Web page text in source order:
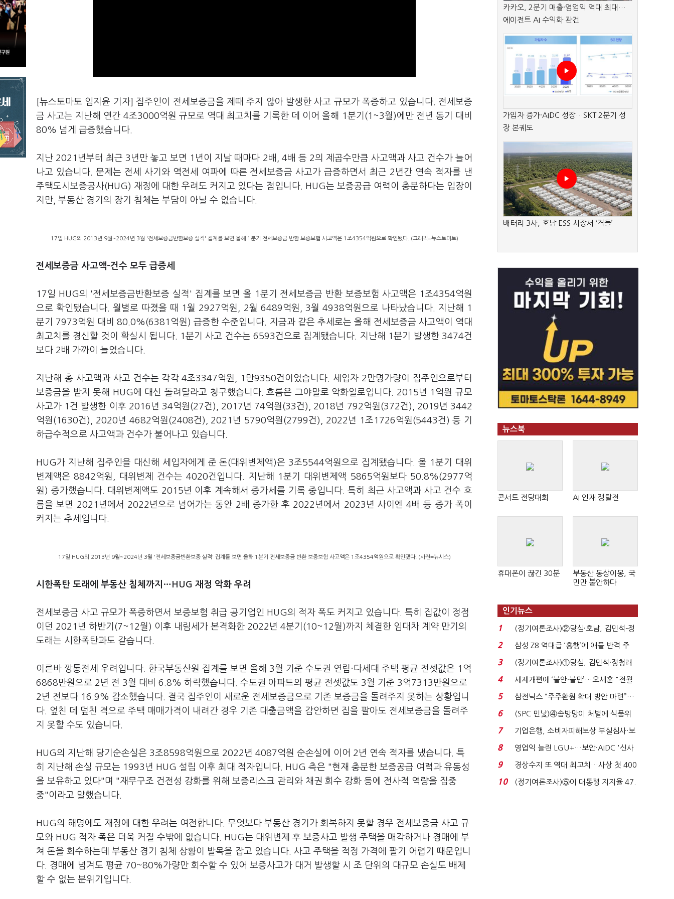
[뉴스토마토 임지윤 기자] 집주인이 전세보증금을 제때 주지 않아 발생한 사고 규모가 폭증하고 있습니다. 전세보증
금 사고는 지난해 연간 4조3000억원 규모로 역대 최고치를 기록한 데 이어 올해 1분기(1~3월)에만 전년 동기 대비
80% 넘게 급증했습니다.
지난 2021년부터 최근 3년만 놓고 보면 1년이 지날 때마다 2배, 4배 등 2의 제곱수만큼 사고액과 사고 건수가 늘어
나고 있습니다. 문제는 전세 사기와 역전세 여파에 따른 전세보증금 사고가 급증하면서 최근 2년간 연속 적자를 낸
주택도시보증공사(HUG) 재정에 대한 우려도 커지고 있다는 점입니다. HUG는 보증공급 여력이 충분하다는 입장이
지만, 부동산 경기의 장기 침체는 부담이 아닐 수 없습니다.
17일 HUG의 2013년 9월~2024년 3월 '전세보증금반환보증 실적' 집계를 보면 올해 1분기 전세보증금 반환 보증보험 사고액은 1조4354억원으로 확인됐다. (그래픽=뉴스토마토)
전세보증금 사고액-건수 모두 급증세
17일 HUG의 '전세보증금반환보증 실적' 집계를 보면 올 1분기 전세보증금 반환 보증보험 사고액은 1조4354억원
으로 확인됐습니다. 월별로 따졌을 때 1월 2927억원, 2월 6489억원, 3월 4938억원으로 나타났습니다. 지난해 1
분기 7973억원 대비 80.0%(6381억원) 급증한 수준입니다. 지금과 같은 추세로는 올해 전세보증금 사고액이 역대
최고치를 경신할 것이 확실시 됩니다. 1분기 사고 건수는 6593건으로 집계됐습니다. 지난해 1분기 발생한 3474건
보다 2배 가까이 늘었습니다.
지난해 총 사고액과 사고 건수는 각각 4조3347억원, 1만9350건이었습니다. 세입자 2만명가량이 집주인으로부터
보증금을 받지 못해 HUG에 대신 돌려달라고 청구했습니다. 흐름은 그야말로 악화일로입니다. 2015년 1억원 규모
사고가 1건 발생한 이후 2016년 34억원(27건), 2017년 74억원(33건), 2018년 792억원(372건), 2019년 3442
억원(1630건), 2020년 4682억원(2408건), 2021년 5790억원(2799건), 2022년 1조1726억원(5443건) 등 기
하급수적으로 사고액과 건수가 불어나고 있습니다.
HUG가 지난해 집주인을 대신해 세입자에게 준 돈(대위변제액)은 3조5544억원으로 집계됐습니다. 올 1분기 대위
변제액은 8842억원, 대위변제 건수는 4020건입니다. 지난해 1분기 대위변제액 5865억원보다 50.8%(2977억
원) 증가했습니다. 대위변제액도 2015년 이후 계속해서 증가세를 기록 중입니다. 특히 최근 사고액과 사고 건수 흐
름을 보면 2021년에서 2022년으로 넘어가는 동안 2배 증가한 후 2022년에서 2023년 사이엔 4배 등 증가 폭이
커지는 추세입니다.
17일 HUG의 2013년 9월~2024년 3월 '전세보증금반환보증 실적' 집계를 보면 올해 1분기 전세보증금 반환 보증보험 사고액은 1조4354억원으로 확인됐다. (사진=뉴시스)
시한폭탄 도래에 부동산 침체까지…HUG 재정 악화 우려
전세보증금 사고 규모가 폭증하면서 보증보험 취급 공기업인 HUG의 적자 폭도 커지고 있습니다. 특히 집값이 정점
이던 2021년 하반기(7~12월) 이후 내림세가 본격화한 2022년 4분기(10~12월)까지 체결한 임대차 계약 만기의
도래는 시한폭탄과도 같습니다.
이른바 깡통전세 우려입니다. 한국부동산원 집계를 보면 올해 3월 기준 수도권 연립·다세대 주택 평균 전셋값은 1억
6868만원으로 2년 전 3월 대비 6.8% 하락했습니다. 수도권 아파트의 평균 전셋값도 3월 기준 3억7313만원으로
2년 전보다 16.9% 감소했습니다. 결국 집주인이 새로운 전세보증금으로 기존 보증금을 돌려주지 못하는 상황입니
다. 엎친 데 덮친 격으로 주택 매매가격이 내려간 경우 기존 대출금액을 감안하면 집을 팔아도 전세보증금을 돌려주
지 못할 수도 있습니다.
HUG의 지난해 당기순손실은 3조8598억원으로 2022년 4087억원 순손실에 이어 2년 연속 적자를 냈습니다. 특
히 지난해 손실 규모는 1993년 HUG 설립 이후 최대 적자입니다. HUG 측은 "현재 충분한 보증공급 여력과 유동성
을 보유하고 있다"며 "재무구조 건전성 강화를 위해 보증리스크 관리와 채권 회수 강화 등에 전사적 역량을 집중
중"이라고 말했습니다.
HUG의 해명에도 재정에 대한 우려는 여전합니다. 무엇보다 부동산 경기가 회복하지 못할 경우 전세보증금 사고 규
모와 HUG 적자 폭은 더욱 커질 수밖에 없습니다. HUG는 대위변제 후 보증사고 발생 주택을 매각하거나 경매에 부
쳐 돈을 회수하는데 부동산 경기 침체 상황이 발목을 잡고 있습니다. 사고 주택을 적정 가격에 팔기 어렵기 때문입니
다. 경매에 넘겨도 평균 70~80%가량만 회수할 수 있어 보증사고가 대거 발생할 시 조 단위의 대규모 손실도 배제
할 수 없는 분위기입니다.
카카오, 2분기 매출·영업익 역대 최대…
에이전트 AI 수익화 관건
가입자 증가·AIDC 성장…SKT 2분기 성
장 본궤도
배터리 3사, 호남 ESS 시장서 ‘격돌’
뉴스북
콘서트 전당대회 AI 인재 쟁탈전
휴대폰이 끊긴 30분
부동산 동상이몽, 국
민만 불안하다
인기뉴스
1
(정기여론조사)②당심·호남, 김민석-정
청래 '초접전'...
2
삼성 Z8 역대급 ‘흥행’에 애플 반격 주
목…9월 ‘폴...
3
(정기여론조사)①당심, 김민석·정청래
'초접전'…대통령 ...
4
세제개편에 ‘불안·불만’…오세훈 "전월
세 구하기 더 ...
5
삼전닉스 “주주환원 확대 방안 마련”…
로이터에 성명...
6
(SPC 민낯)④솜방망이 처벌에 식품위
생법 위반 반복...
7
기업은행, 소비자피해보상 부실심사·보
이스피싱 공시 ...
8
영업익 늘린 LGU+…보안·AIDC '신사
업 드라이브'...
9
경상수지 또 역대 최고치…사상 첫 400
억달러에 '3% 성...
10
(정기여론조사)⑤이 대통령 지지율 47.